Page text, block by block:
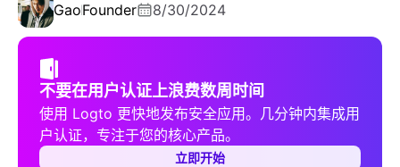
GaoFounder 8/30/2024
不要在用户认证上浪费数周时间
使用 Logto 更快地发布安全应用。几分钟内集成用
户认证，专注于您的核心产品。
立即开始